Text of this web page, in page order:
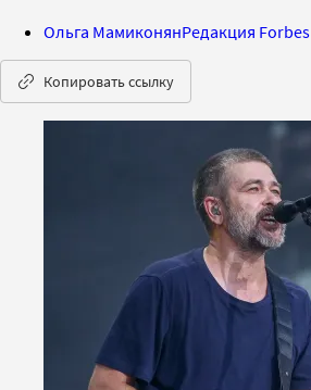
Ольга МамиконянРедакция Forbes
Копировать ссылку